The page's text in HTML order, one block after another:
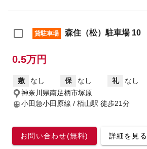
貸駐車場 森住（松）駐車場 10
0.5万円
敷 なし 保 なし 礼
なし
神奈川県南足柄市塚原
小田急小田原線 / 栢山駅 徒歩21分
お問い合わせ(無料) 詳細を見る